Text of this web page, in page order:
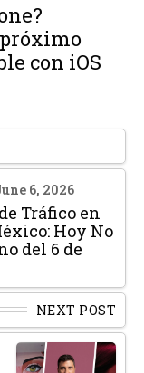
con iOS
6, 2026
Tráfico en
Hoy No
del 6 de
NEXT POST